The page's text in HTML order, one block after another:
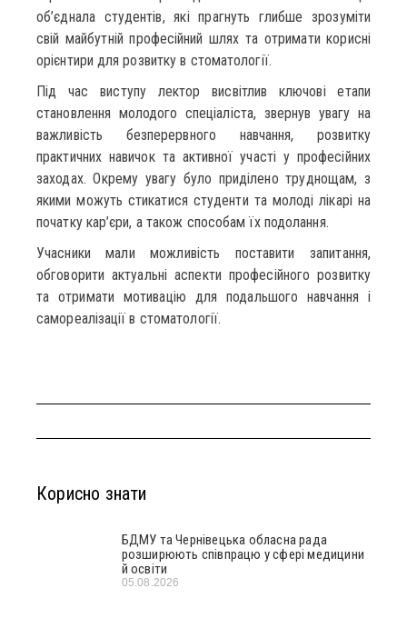
об’єднала студентів, які прагнуть глибше зрозуміти
свій майбутній професійний шлях та отримати корисні
орієнтири для розвитку в стоматології.
Під час виступу лектор висвітлив ключові етапи
становлення молодого спеціаліста, звернув увагу на
важливість безперервного навчання, розвитку
практичних навичок та активної участі у професійних
заходах. Окрему увагу було приділено труднощам, з
якими можуть стикатися студенти та молоді лікарі на
початку кар’єри, а також способам їх подолання.
Учасники мали можливість поставити запитання,
обговорити актуальні аспекти професійного розвитку
та отримати мотивацію для подальшого навчання і
самореалізації в стоматології.
Корисно знати
БДМУ та Чернівецька обласна рада
розширюють співпрацю у сфері медицини
й освіти
05.08.2026